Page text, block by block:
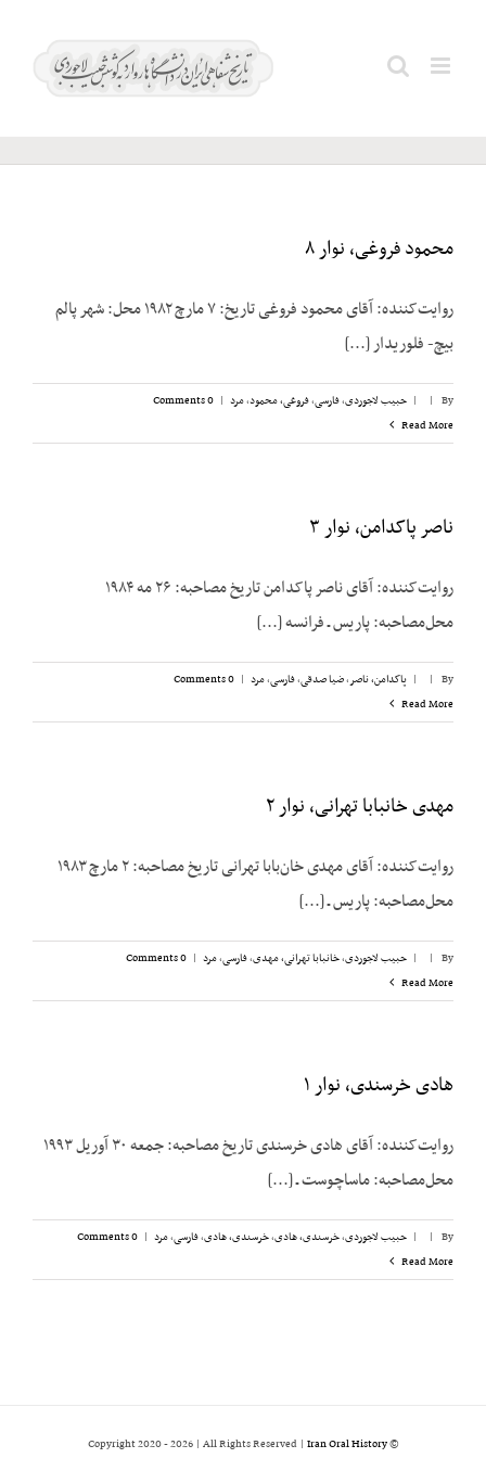
ناطق؛
محمود فروغی، نوار ۸
روایت‌کننده: آقای محمود فروغی تاریخ: ۷ مارچ ۱۹۸۲ محل: شهر پالم
بیچ- فلوریدار [...]
By
|
| حبیب لاجوردی,فارسی,فروغی، محمود,مرد |
0 Comments
Read More
ناصر پاکدامن، نوار ۳
روایت‌کننده: آقای ناصر پاکدامن تاریخ مصاحبه: ۲۶ مه ۱۹۸۴
محل‌مصاحبه: پاریس ـ فرانسه [...]
By
|
| پاکدامن، ناصر,ضیا صدقی,فارسی,مرد |
0 Comments
Read More
مهدی خانبابا تهرانی، نوار ۲
روایت‌کننده: آقای مهدی خان‌بابا تهرانی تاریخ مصاحبه: ۲ مارچ ۱۹۸۳
محل‌مصاحبه: پاریس ـ [...]
By
|
| حبیب لاجوردی,خانبابا تهرانی، مهدی,فارسی,مرد |
0 Comments
Read More
هادی خرسندی، نوار ۱
روایت‌کننده: آقای هادی خرسندی تاریخ مصاحبه: جمعه ۳۰ آوریل ۱۹۹۳
محل‌مصاحبه: ماساچوست ـ [...]
By
|
| حبیب لاجوردی,خرسندی، هادی,خرسندی، هادی,فارسی,مرد |
0 Comments
Read More
© Copyright 2020 -
2026 | All Rights Reserved | Iran Oral History